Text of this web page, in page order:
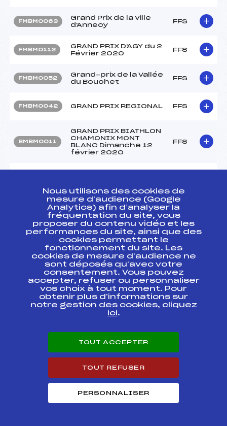
FMBM0063
Grand Prix de la Ville
d'Annecy
FFS
FMBM0112
GRAND PRIX D'AGY du 2
Février 2020
FFS
FMBM0052
Grand-prix de la Vallée
du Bouchet
FFS
FMBM0042 GRAND PRIX REGIONAL FFS
BMBM0011
GRAND PRIX BIATHLON
CHAMONIX MONT
BLANC Dimanche 12
février 2020
FFS
FMBM0021 GRAND PRIX REGIONAL FFS
FMBM0011
Critérium de la 1ère
Neige
FFS
Circuits Nordique 2020
Circuits
Résultats Nordique 2019
Course Cat.
15ème montée du
Nous utilisons des cookies de
mesure d’audience (Google
Analytics) afin d’analyser la
fréquentation du site, vous
proposer du contenu vidéo et les
performances du site, ainsi que des
cookies permettant le
fonctionnement du site. Les
cookies de mesure d’audience ne
sont déposés qu’avec votre
consentement. Vous pouvez
accepter, refuser ou personnaliser
vos choix à tout moment. Pour
obtenir plus d'informations sur
notre gestion des cookies, cliquez
ici.
TOUT ACCEPTER
TOUT REFUSER
PERSONNALISER